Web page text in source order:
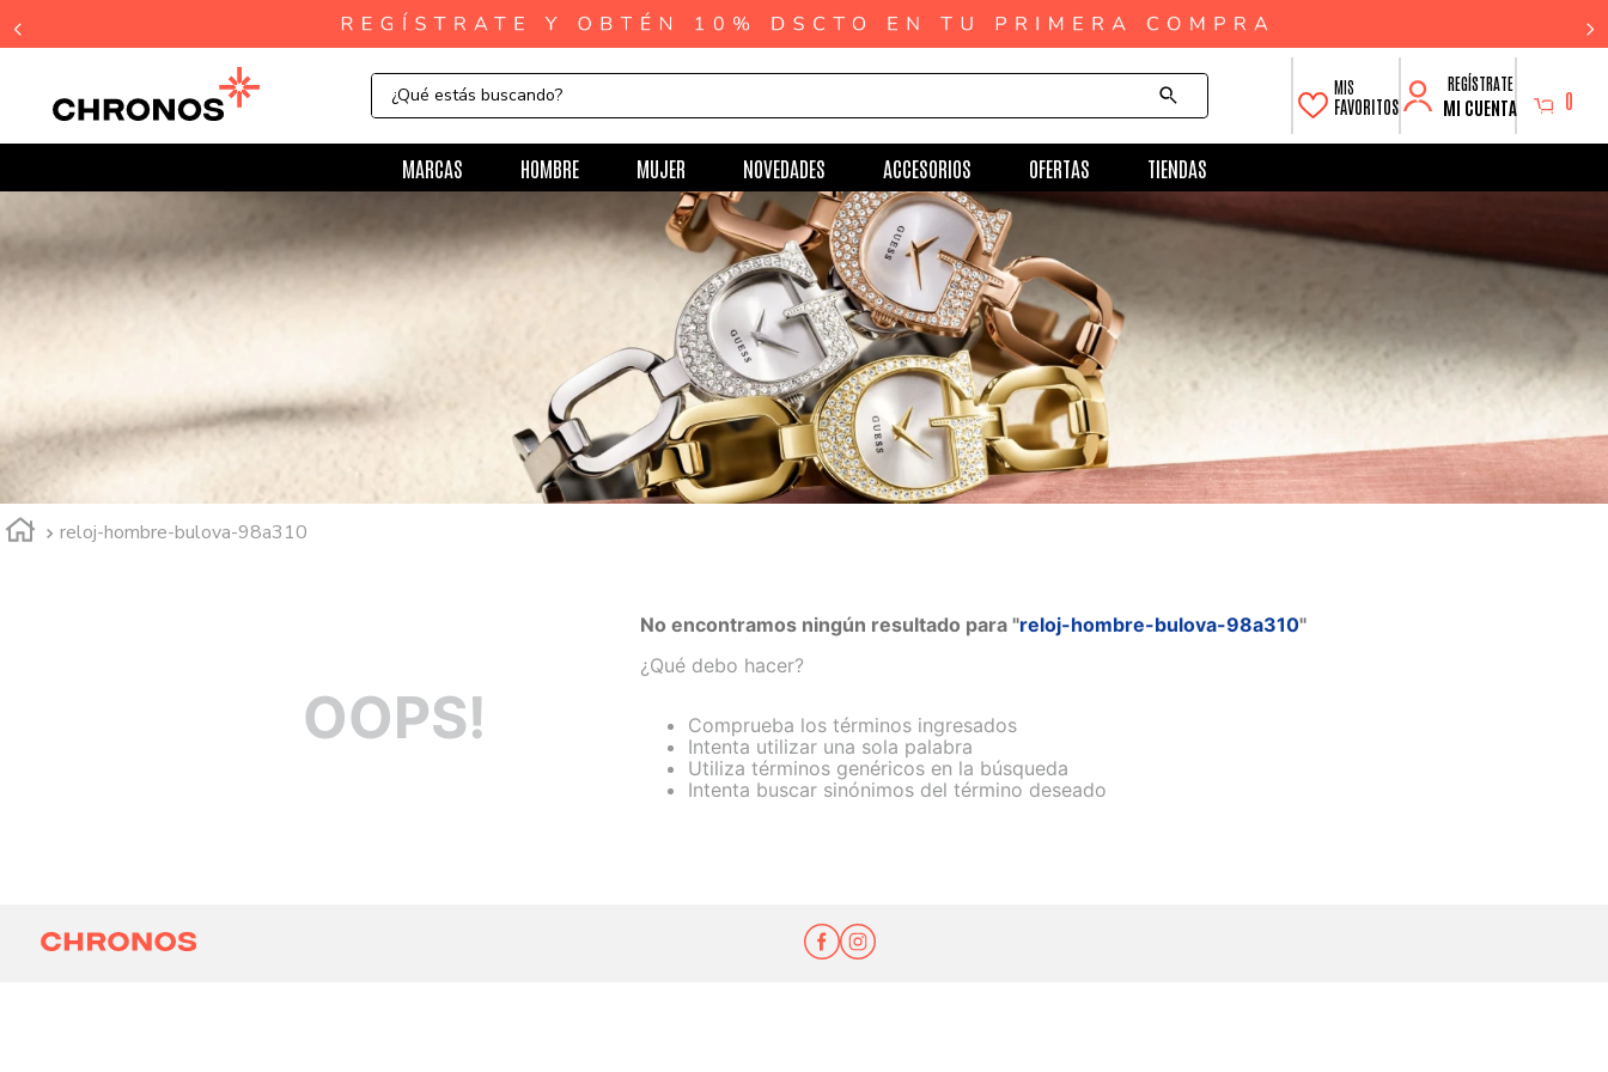
¿Qué estás buscando?
FAVORITOS MI CUENTA 0
MARCAS HOMBRE MUJER NOVEDADES ACCESORIOS OFERTAS TIENDAS
reloj-hombre-bulova-98a310
OOPS!
No encontramos ningún resultado para "reloj-hombre-bulova-98a310"
¿Qué debo hacer?
Comprueba los términos ingresados
Intenta utilizar una sola palabra
Utiliza términos genéricos en la búsqueda
Intenta buscar sinónimos del término deseado